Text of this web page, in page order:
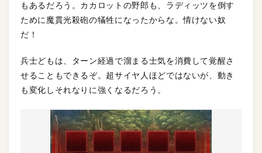
もあるだろう。カカロットの野郎も、ラディッツを倒す
ために魔貫光殺砲の犠牲になったからな。情けない奴
だ！
兵士どもは、ターン経過で溜まる士気を消費して覚醒さ
せることもできるぞ。超サイヤ人ほどではないが、動き
も変化しそれなりに強くなるだろう。